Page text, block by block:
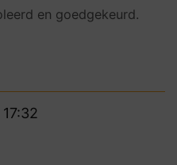
en goedgekeurd.